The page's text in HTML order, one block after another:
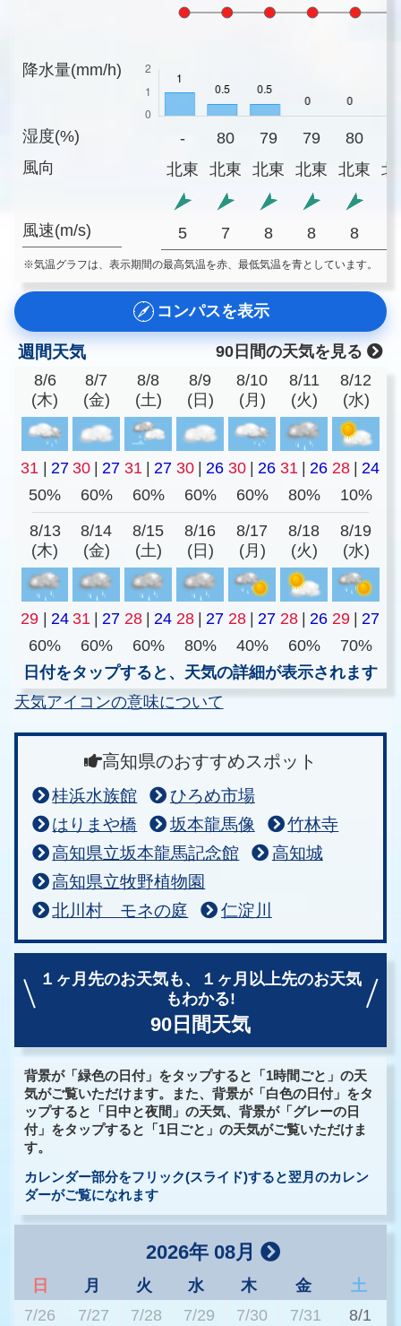
降水量(mm/h)
湿度(%)
風向
風速(m/s)
- 80 79 79 80
北東
北東 北東 北東 北東 北
5 7 8 8 8
※気温グラフは、表示期間の最高気温を赤、最低気温を青としています。
コンパスを表示
週間天気
90日間の天気を見る
8/6
(木)
8/7
(金)
8/8
(土)
8/9
(日)
8/10
(月)
8/11
(火)
8/12
(水)
31 | 27 30 | 27 31 | 27 30 | 26 30 | 26 31 | 26 28 | 24
50%
60% 60% 60% 60% 80% 10%
8/13
(木)
8/14
(金)
8/15
(土)
8/16
(日)
8/17
(月)
8/18
(火)
8/19
(水)
29 | 24 31 | 27 28 | 24 28 | 27 28 | 27 28 | 26 29 | 27
60%
60% 60% 80% 40% 60%
70%
日付をタップすると、天気の詳細が表示されます
天気アイコンの意味について
高知県のおすすめスポット
桂浜水族館
ひろめ市場
はりまや橋
坂本龍馬像
竹林寺
高知県立坂本龍馬記念館
高知城
高知県立牧野植物園
北川村 モネの庭
仁淀川
１ヶ月先のお天気も、
１ヶ月以上先のお天気
もわかる!
90日間天気
背景が「緑色の日付」をタップすると「1時間ごと」の天
気がご覧いただけます。また、背景が「白色の日付」をタ
ップすると「日中と夜間」の天気、背景が「グレーの日
付」をタップすると「1日ごと」の天気がご覧いただけま
す。
カレンダー部分をフリック(スライド)すると翌月のカレン
ダーがご覧になれます
2026年 08月
日 月 火 水 木 金
土
7/26
7/27 7/28 7/29 7/30 7/31 8/1